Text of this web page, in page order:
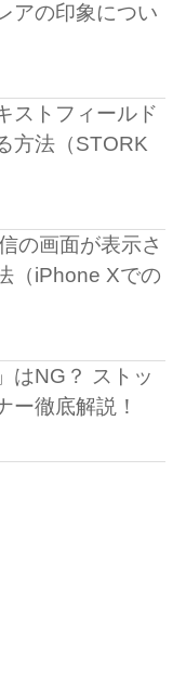
アの印象につい
ストフィールド
方法（STORK
の画面が表示さ
（iPhone Xでの
はNG？ ストッ
ー徹底解説！